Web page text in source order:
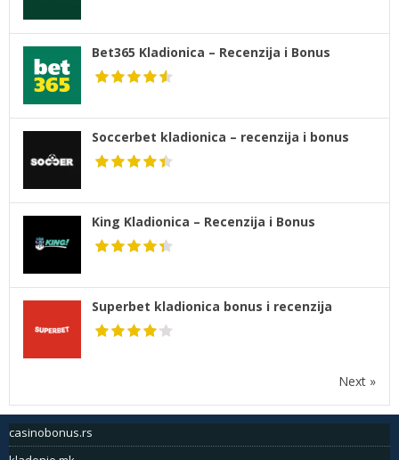
Bet365 Kladionica – Recenzija i Bonus
Soccerbet kladionica – recenzija i bonus
King Kladionica – Recenzija i Bonus
Superbet kladionica bonus i recenzija
Next »
casinobonus.rs